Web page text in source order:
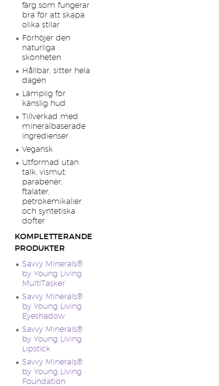
färg som fungerar
bra för att skapa
olika stilar
Förhöjer den
naturliga
skönheten
Hållbar, sitter hela
dagen
Lämplig för
känslig hud
Tillverkad med
mineralbaserade
ingredienser
Vegansk
Utformad utan
talk, vismut,
parabener,
ftalater,
petrokemikalier
och syntetiska
dofter
KOMPLETTERANDE
PRODUKTER
Savvy Minerals®
by Young Living
MultiTasker
Savvy Minerals®
by Young Living
Eyeshadow
Savvy Minerals®
by Young Living
Lipstick
Savvy Minerals®
by Young Living
Foundation